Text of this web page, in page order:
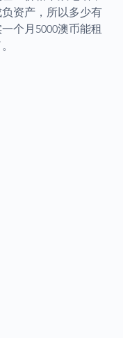
资产，所以多少有
个月5000澳币能租